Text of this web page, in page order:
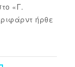
«Γ.
ήρθε